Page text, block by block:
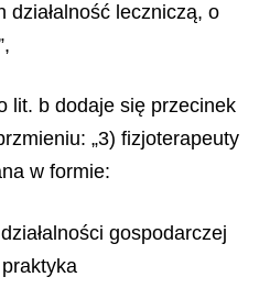
działalność leczniczą, o
lit. b dodaje się przecinek
„3) fizjoterapeuty
w formie:
gospodarczej